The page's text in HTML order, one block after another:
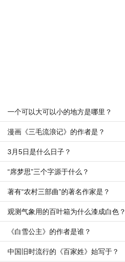
一个可以大可以小的地方是哪里？
漫画《三毛流浪记》的作者是？
3月5日是什么日子？
“席梦思”三个字源于什么？
著有“农村三部曲”的著名作家是？
观测气象用的百叶箱为什么漆成白色？
《白雪公主》的作者是谁？
中国旧时流行的《百家姓》始写于？